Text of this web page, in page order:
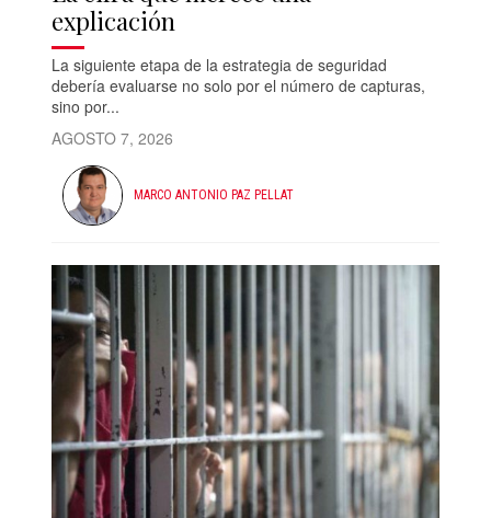
explicación
La siguiente etapa de la estrategia de seguridad
debería evaluarse no solo por el número de capturas,
sino por...
AGOSTO 7, 2026
MARCO ANTONIO PAZ PELLAT